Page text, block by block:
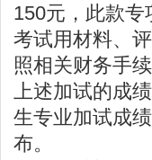
150元，此款
考试用材料、
照相关财务手
上述加试的成
生专业加试成
布。